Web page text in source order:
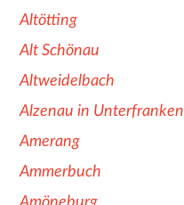
Altötting
Alt Schönau
Altweidelbach
Alzenau in Unterfranken
Amerang
Ammerbuch